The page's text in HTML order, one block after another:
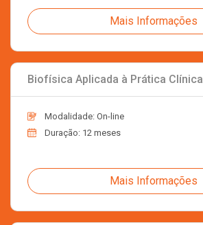
Mais Informações
Biofísica Aplicada à Prática Clínica
Modalidade: On-line
Duração: 12 meses
Mais Informações